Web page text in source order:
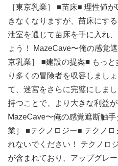
［東京乳業］ ■苗床■ 理性値
きなくなりますが、苗床にす
泄室を通じて苗床を手に入れ
ょう！ MazeCave〜俺の感覚
京乳業］ ■建設の提案■ もっと
り多くの冒険者を収容しまし
て、迷宮をさらに完璧にしま
持つことで、より大きな利益が
MazeCave〜俺の感覚遮断触
業］ ■テクノロジー■ テクノ
れないでください！ テクノロ
が含まれており、アップグレ